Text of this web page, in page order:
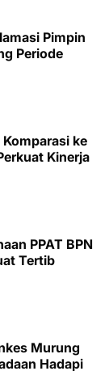
Pimpin
Periode
ke
Kinerja
PPAT BPN
Tertib
Murung
Hadapi